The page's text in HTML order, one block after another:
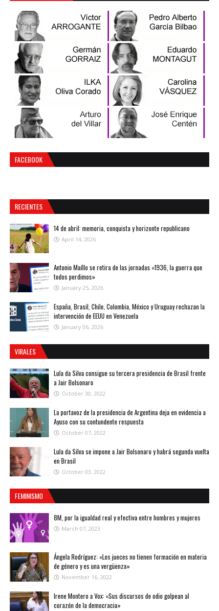
FACEBOOK
RECIENTES
14 de abril: memoria, conquista y horizonte republicano
April 14, 2026
Antonio Maíllo se retira de las jornadas «1936, la guerra que
todos perdimos»
January 25, 2026
España, Brasil, Chile, Colombia, México y Uruguay rechazan la
intervención de EEUU en Venezuela
January 06, 2026
VIRALES
Lula da Silva consigue su tercera presidencia de Brasil frente
a Jair Bolsonaro
October 30, 2022
La portavoz de la presidencia de Argentina deja en evidencia a
Ayuso con su contundente respuesta
October 07, 2022
Lula da Silva se impone a Jair Bolsonaro y habrá segunda vuelta
en Brasil
October 03, 2022
FEMINISMO
8M, por la igualdad real y efectiva entre hombres y mujeres
March 07, 2023
Ángela Rodríguez: «Los jueces no tienen formación en materia
de género y es una vergüenza»
November 16, 2022
Irene Montero a Vox: «Sus discursos de odio golpean al
corazón de la democracia»